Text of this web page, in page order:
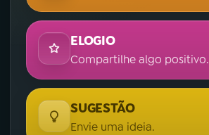
ELOGIO
Compartilhe algo positivo.
SUGESTÃO
Envie uma ideia.